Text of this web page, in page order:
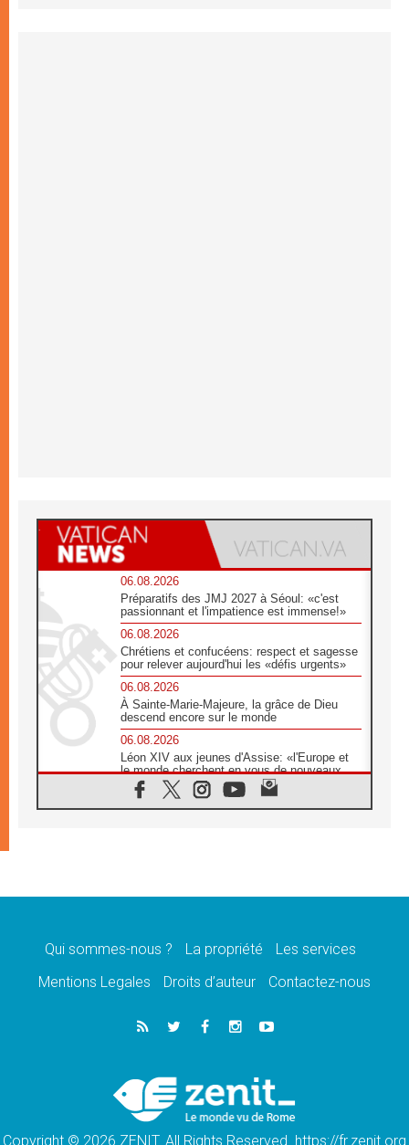
06.08.2026
Préparatifs des JMJ 2027 à Séoul: «c'est
passionnant et l'impatience est immense!»
06.08.2026
Chrétiens et confucéens: respect et sagesse
pour relever aujourd'hui les «défis urgents»
06.08.2026
À Sainte-Marie-Majeure, la grâce de Dieu
descend encore sur le monde
06.08.2026
Léon XIV aux jeunes d'Assise: «l'Europe et
le monde cherchent en vous de nouveaux
saints»
06.08.2026
«construire la civilisation de l'amour»
La visite du Pape en Argentine portera «un
05.08.2026
«La visite du Pape en Uruguay renforcera
Le nonce en Ukraine: «Il est inquiétant
d'entendre ceux qui bénissent la guerre»
Qui sommes-nous ? La propriété
Les services
Mentions Legales
Droits d’auteur Contactez-nous
Copyright © 2026 ZENIT. All Rights Reserved. https://fr.zenit.org